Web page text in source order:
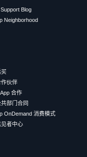
Blog
Neighborhood
买
伙伴
合作
部门合同
OnDemand 消费模式
者中心